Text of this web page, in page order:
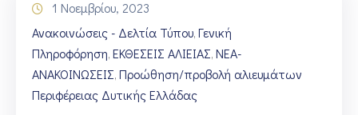
1 Νοεμβρίου, 2023
Ανακοινώσεις - Δελτία Τύπου‚ Γενική
Πληροφόρηση‚ ΕΚΘΕΣΕΙΣ ΑΛΙΕΙΑΣ‚ ΝΕΑ-
ΑΝΑΚΟΙΝΩΣΕΙΣ‚ Προώθηση/προβολή αλιευμάτων
Περιφέρειας Δυτικής Ελλάδας